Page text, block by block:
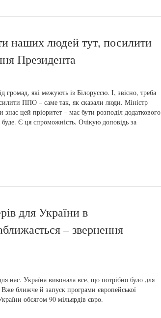
наших людей тут, посилити
Президента
громад, які межують із Білоруссю. І, звісно, треба
ППО – саме так, як сказали люди. Міністр
знає цей пріоритет – має бути розподіл додаткового
Є ця спроможність. Очікую доповідь за
для України в
– звернення
нас. Україна виконала все, що потрібно було для
ближче й запуск програми європейської
обсягом 90 мільярдів євро.